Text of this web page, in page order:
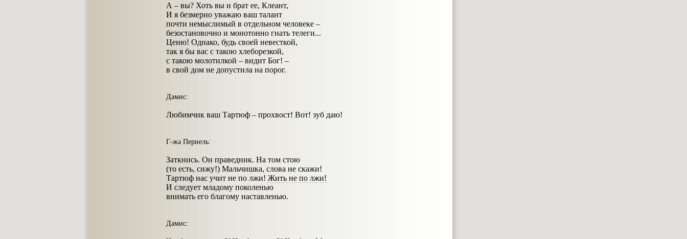
А – вы? Хоть вы и брат ее, Клеант,
И я безмерно уважаю ваш талант
почти немыслимый в отдельном человеке –
безостановочно и монотонно гнать телеги...
Ценю! Однако, будь своей невесткой,
так я бы вас с такою хлеборезкой,
с такою молотилкой – видит Бог! –
в свой дом не допустила на порог.
Дамис:
Любимчик ваш Тартюф – прохвост! Вот! зуб даю!
Г-жа Пернель:
Заткнись. Он праведник. На том стою
(то есть, сижу!) Мальчишка, слова не скажи!
Тартюф нас учит не по лжи! Жить не по лжи!
И следует младому поколенью
внимать его благому наставленью.
Дамис: